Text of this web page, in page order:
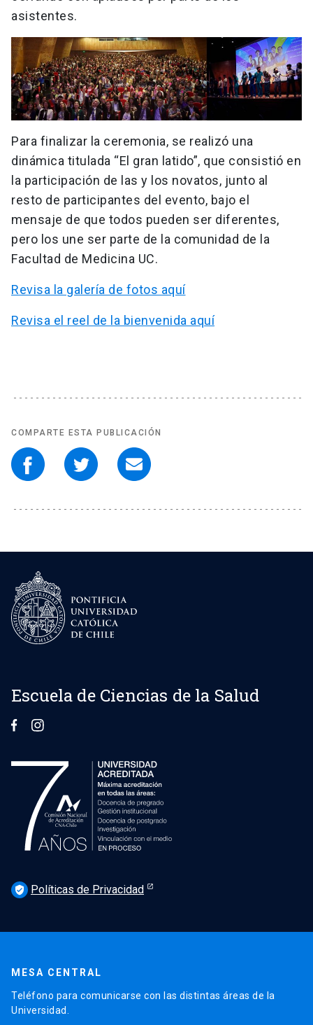
asistentes.
Para finalizar la ceremonia, se realizó una
dinámica titulada “El gran latido”, que consistió en
la participación de las y los novatos, junto al
resto de participantes del evento, bajo el
mensaje de que todos pueden ser diferentes,
pero los une ser parte de la comunidad de la
Facultad de Medicina UC.
Revisa la galería de fotos aquí
Revisa el reel de la bienvenida aquí
COMPARTE ESTA PUBLICACIÓN
Escuela de Ciencias de la Salud
verified_user Políticas de Privacidad
MESA CENTRAL
Teléfono para comunicarse con las distintas áreas de la
Universidad.